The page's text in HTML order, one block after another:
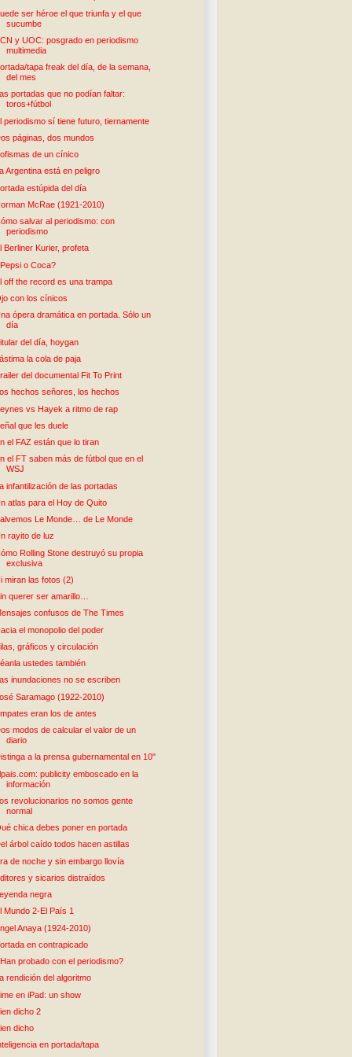
ser héroe el que triunfa y el que
sucumbe
y UOC: posgrado en periodismo
multimedia
tapa freak del día, de la semana,
del mes
Las portadas que no podían faltar:
toros+fútbol
periodismo sí tiene futuro, tiernamente
páginas, dos mundos
de un cínico
La Argentina está en peligro
estúpida del día
McRae (1921-2010)
salvar al periodismo: con
periodismo
Berliner Kurier, profeta
o Coca?
off the record es una trampa
con los cínicos
ópera dramática en portada. Sólo un
día
del día, hoygan
la cola de paja
del documental Fit To Print
Los hechos señores, los hechos
vs Hayek a ritmo de rap
que les duele
el FAZ están que lo tiran
el FT saben más de fútbol que en el
WSJ
infantilización de las portadas
atlas para el Hoy de Quito
Le Monde… de Le Monde
rayito de luz
Rolling Stone destruyó su propia
exclusiva
miran las fotos (2)
querer ser amarillo…
confusos de The Times
el monopolio del poder
gráficos y circulación
ustedes también
Las inundaciones no se escriben
Saramago (1922-2010)
eran los de antes
modos de calcular el valor de un
diario
a la prensa gubernamental en 10"
publicity emboscado en la
información
revolucionarios no somos gente
normal
chica debes poner en portada
árbol caído todos hacen astillas
de noche y sin embargo llovía
y sicarios distraídos
negra
Mundo 2-El País 1
Anaya (1924-2010)
en contrapicado
probado con el periodismo?
La rendición del algoritmo
en iPad: un show
dicho 2
dicho
en portada/tapa